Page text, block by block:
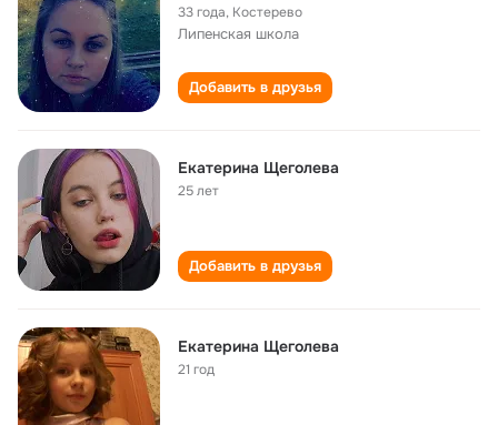
33 года, Костерево
Липенская школа
Добавить в друзья
Екатерина Щеголева
25 лет
Добавить в друзья
Екатерина Щеголева
21 год